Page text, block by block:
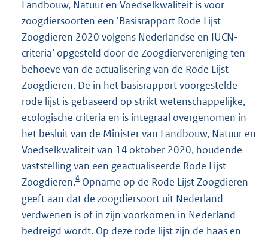
Landbouw, Natuur en Voedselkwaliteit is voor
zoogdiersoorten een 'Basisrapport Rode Lijst
Zoogdieren 2020 volgens Nederlandse en IUCN-
criteria’ opgesteld door de Zoogdiervereniging ten
behoeve van de actualisering van de Rode Lijst
Zoogdieren. De in het basisrapport voorgestelde
rode lijst is gebaseerd op strikt wetenschappelijke,
ecologische criteria en is integraal overgenomen in
het besluit van de Minister van Landbouw, Natuur en
Voedselkwaliteit van 14 oktober 2020, houdende
vaststelling van een geactualiseerde Rode Lijst
Zoogdieren.4 Opname op de Rode Lijst Zoogdieren
geeft aan dat de zoogdiersoort uit Nederland
verdwenen is of in zijn voorkomen in Nederland
bedreigd wordt. Op deze rode lijst zijn de haas en